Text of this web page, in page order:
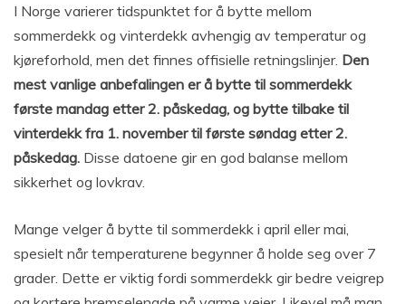
I Norge varierer tidspunktet for å bytte mellom
sommerdekk og vinterdekk avhengig av temperatur og
kjøreforhold, men det finnes offisielle retningslinjer. Den
mest vanlige anbefalingen er å bytte til sommerdekk
første mandag etter 2. påskedag, og bytte tilbake til
vinterdekk fra 1. november til første søndag etter 2.
påskedag. Disse datoene gir en god balanse mellom
sikkerhet og lovkrav.
Mange velger å bytte til sommerdekk i april eller mai,
spesielt når temperaturene begynner å holde seg over 7
grader. Dette er viktig fordi sommerdekk gir bedre veigrep